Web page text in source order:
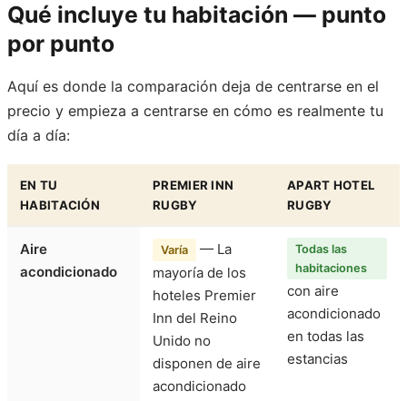
Qué incluye tu habitación — punto
por punto
Aquí es donde la comparación deja de centrarse en el
precio y empieza a centrarse en cómo es realmente tu
día a día:
EN TU
HABITACIÓN
PREMIER INN
RUGBY
APART HOTEL
RUGBY
Aire
acondicionado
Varía
— La
mayoría de los
hoteles Premier
Inn del Reino
Unido no
disponen de aire
acondicionado
Todas las
habitaciones
con aire
acondicionado
en todas las
estancias